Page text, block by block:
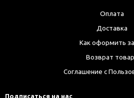
Оплата
Доставка
Как оформить
Возврат
Соглашение с
Подписаться на нас